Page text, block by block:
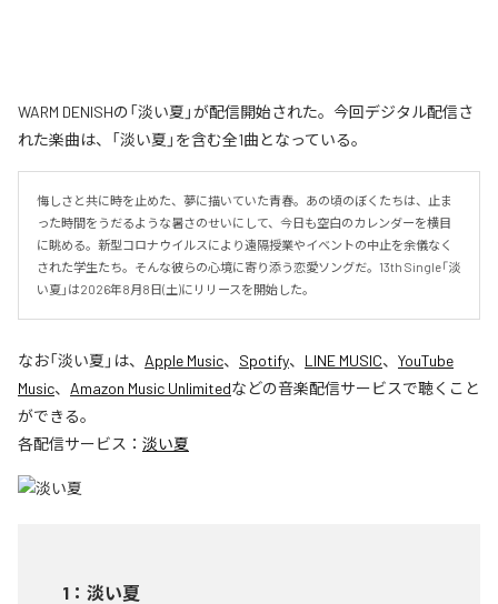
WARM DENISHの「淡い夏」が配信開始された。今回デジタル配信さ
れた楽曲は、「淡い夏」を含む全1曲となっている。
悔しさと共に時を止めた、夢に描いていた青春。あの頃のぼくたちは、止ま
った時間をうだるような暑さのせいにして、今日も空白のカレンダーを横目
に眺める。新型コロナウイルスにより遠隔授業やイベントの中止を余儀なく
された学生たち。そんな彼らの心境に寄り添う恋愛ソングだ。13th Single「淡
い夏」は2026年8月8日(土)にリリースを開始した。
なお「淡い夏 」は、 Apple Music、 Spotify、 LINE MUSIC、 YouTube
Music、 Amazon Music Unlimitedなどの音楽配信サービスで聴くこと
ができる。
各配信サービス： 淡い夏
1 ： 淡い夏